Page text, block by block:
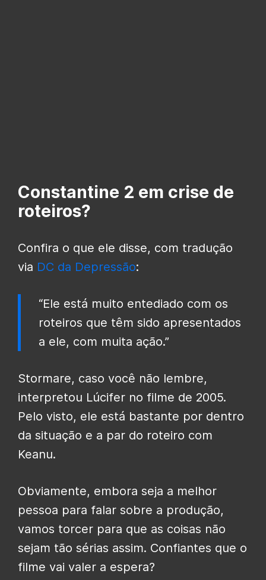
Constantine 2 em crise de
roteiros?
Confira o que ele disse, com tradução
via DC da Depressão:
“Ele está muito entediado com os
roteiros que têm sido apresentados
a ele, com muita ação.”
Stormare, caso você não lembre,
interpretou Lúcifer no filme de 2005.
Pelo visto, ele está bastante por dentro
da situação e a par do roteiro com
Keanu.
Obviamente, embora seja a melhor
pessoa para falar sobre a produção,
vamos torcer para que as coisas não
sejam tão sérias assim. Confiantes que o
filme vai valer a espera?